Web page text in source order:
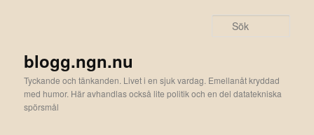
blogg.ngn.nu
Tyckande och tänkanden. Livet i en sjuk vardag. Emellanåt kryddad
med humor. Här avhandlas också lite politik och en del datatekniska
spörsmål